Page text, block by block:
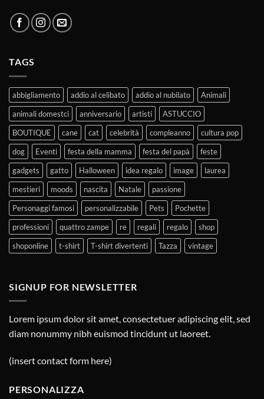
TAGS
abbigliamento addio al celibato addio al nubilato
Animali
animali domestci
anniversario artisti
ASTUCCIO
BOUTIQUE
cane cat celebrità compleanno
cultura pop
dog
Eventi festa della mamma festa del papà
feste
gadgets
gatto Halloween idea regalo image
laurea
mestieri
moods nascita Natale
passione
Personaggi famosi
personalizzabile Pets
Pochette
professioni
quattro zampe re regali regalo
shop
shoponline
t-shirt T-shirt divertenti Tazza vintage
SIGNUP FOR NEWSLETTER
Lorem ipsum dolor sit amet, consectetuer adipiscing elit, sed
diam nonummy nibh euismod tincidunt ut laoreet.
(insert contact form here)
PERSONALIZZA